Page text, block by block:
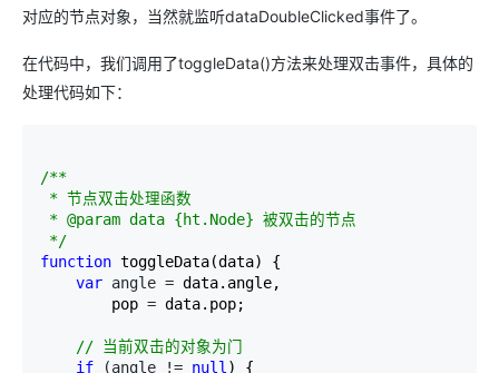
对应的节点对象，当然就监听dataDoubleClicked事件了。
在代码中，我们调用了toggleData()方法来处理双击事件，具体的
处理代码如下：
/**
* 节点双击处理函数
* @param data {ht.Node} 被双击的节点
*/
function toggleData(data) {
var angle = data.angle,
        pop
= data.pop;
// 当前双击的对象为门
if (angle != null ) {